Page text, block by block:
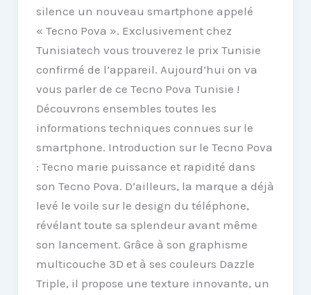
silence un nouveau smartphone appelé
« Tecno Pova ». Exclusivement chez
Tunisiatech vous trouverez le prix Tunisie
confirmé de l’appareil. Aujourd’hui on va
vous parler de ce Tecno Pova Tunisie !
Découvrons ensembles toutes les
informations techniques connues sur le
smartphone. Introduction sur le Tecno Pova
: Tecno marie puissance et rapidité dans
son Tecno Pova. D’ailleurs, la marque a déjà
levé le voile sur le design du téléphone,
révélant toute sa splendeur avant même
son lancement. Grâce à son graphisme
multicouche 3D et à ses couleurs Dazzle
Triple, il propose une texture innovante, un